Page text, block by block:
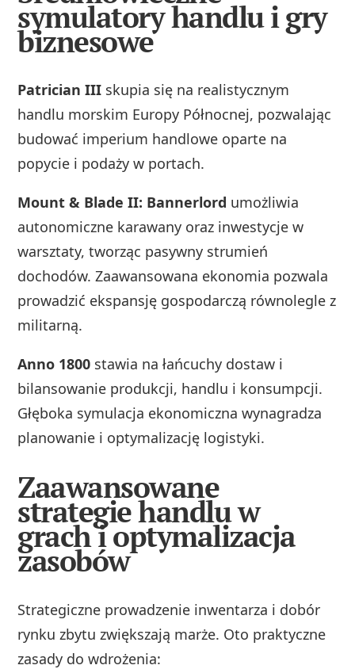
symulatory handlu i gry
biznesowe
Patrician III skupia się na realistycznym
handlu morskim Europy Północnej, pozwalając
budować imperium handlowe oparte na
popycie i podaży w portach.
Mount & Blade II: Bannerlord umożliwia
autonomiczne karawany oraz inwestycje w
warsztaty, tworząc pasywny strumień
dochodów. Zaawansowana ekonomia pozwala
prowadzić ekspansję gospodarczą równolegle z
militarną.
Anno 1800 stawia na łańcuchy dostaw i
bilansowanie produkcji, handlu i konsumpcji.
Głęboka symulacja ekonomiczna wynagradza
planowanie i optymalizację logistyki.
Zaawansowane
strategie handlu w
grach i optymalizacja
zasobów
Strategiczne prowadzenie inwentarza i dobór
rynku zbytu zwiększają marże. Oto praktyczne
zasady do wdrożenia: